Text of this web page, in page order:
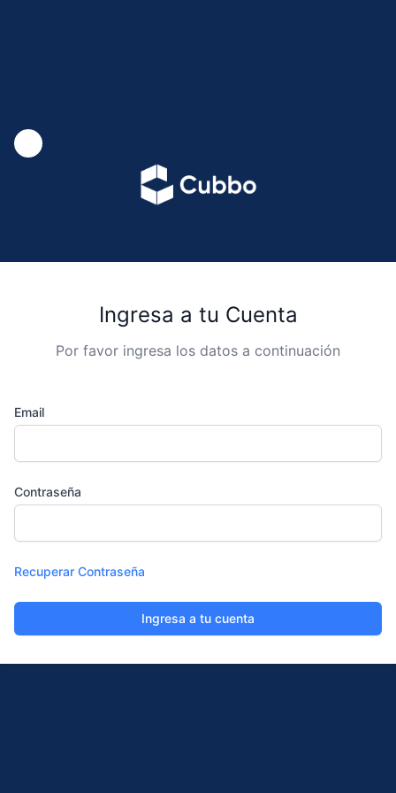
Change Languaje
Ingresa a tu Cuenta
Por favor ingresa los datos a continuación
Email
Contraseña
Recuperar Contraseña
Ingresa a tu cuenta